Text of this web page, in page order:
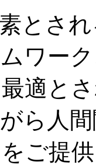
とさ
ワー
適と
ら人
ご提